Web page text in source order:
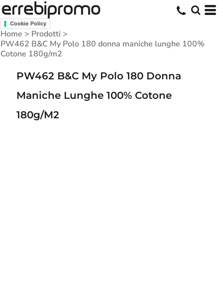
Cookie Policy
Home > Prodotti >
PW462 B&C My Polo 180 donna maniche lunghe 100%
Cotone 180g/m2
PW462 B&C My Polo 180 Donna
Maniche Lunghe 100% Cotone
180g/m2